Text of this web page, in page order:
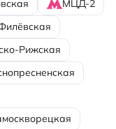
МЦД-2
Рижская